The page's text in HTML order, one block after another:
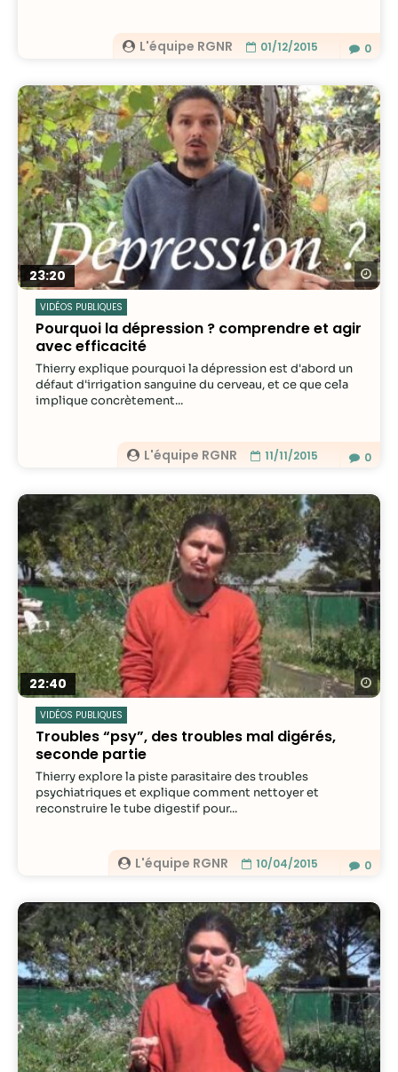
L'équipe RGNR 01/12/2015 0
23:20
VIDÉOS PUBLIQUES
Pourquoi la dépression ? comprendre et agir
avec efficacité
L'équipe RGNR 11/11/2015
Thierry explique pourquoi la dépression est d'abord un
défaut d'irrigation sanguine du cerveau, et ce que cela
implique concrètement...
0
22:40
VIDÉOS PUBLIQUES
Troubles “psy”, des troubles mal digérés,
seconde partie
L'équipe RGNR 10/04/2015
Thierry explore la piste parasitaire des troubles
psychiatriques et explique comment nettoyer et
reconstruire le tube digestif pour...
0